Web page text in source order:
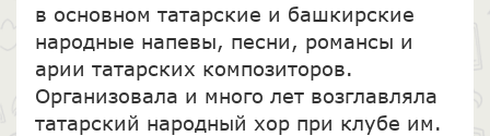
в основном татарские и башкирские
народные напевы, песни, романсы и
арии татарских композиторов.
Организовала и много лет возглавляла
татарский народный хор при клубе им.